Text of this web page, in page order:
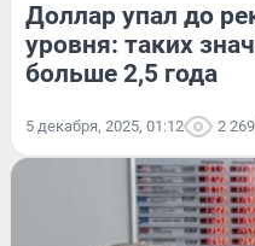
Доллар упал до
уровня: таких
больше 2,5 года
5 декабря, 2025, 01:12 2 269